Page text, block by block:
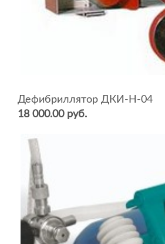
Дефибриллятор ДКИ-Н-04
18 000.00 руб.